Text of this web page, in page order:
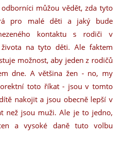
odborníci můžou vědět, zda tyto
pro malé děti a jaký bude
kontaktu s rodiči v
na tyto děti. Ale faktem
možnost, aby jeden z rodičů
dne. A většina žen - no, my
toto říkat - jsou v tomto
nakojit a jsou obecně lepší v
než jsou muži. Ale je to jedno,
a vysoké daně tuto volbu